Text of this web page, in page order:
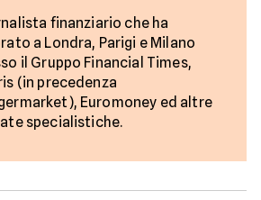
finanziario che ha
a Londra, Parigi e Milano
il Gruppo Financial Times,
(in precedenza
Euromoney ed altre
specialistiche.